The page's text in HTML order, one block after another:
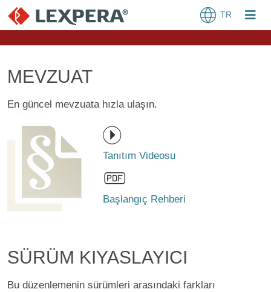
TR
MEVZUAT
En güncel mevzuata hızla ulaşın.
Tanıtım Videosu
Başlangıç Rehberi
SÜRÜM KIYASLAYICI
Bu düzenlemenin sürümleri arasındaki farkları